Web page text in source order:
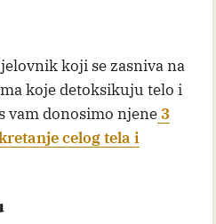
koji se zasniva na
koje detoksikuju telo i
vam donosimo njene3
celog tela i